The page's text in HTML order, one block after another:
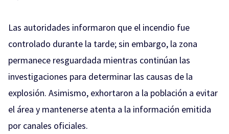
Las autoridades informaron que el incendio fue
controlado durante la tarde; sin embargo, la zona
permanece resguardada mientras continúan las
investigaciones para determinar las causas de la
explosión. Asimismo, exhortaron a la población a evitar
el área y mantenerse atenta a la información emitida
por canales oficiales.